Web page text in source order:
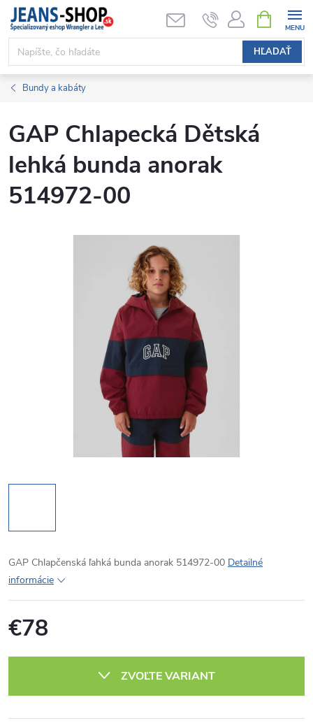
Prejsť
obsah
HĽADAŤ
KOŠÍK
Bundy a kabáty
GAP Chlapecká Dětská
lehká bunda anorak
514972-00
GAP Chlapčenská ľahká bunda anorak 514972-00 Detailné
informácie
€78
ZVOĽTE VARIANT